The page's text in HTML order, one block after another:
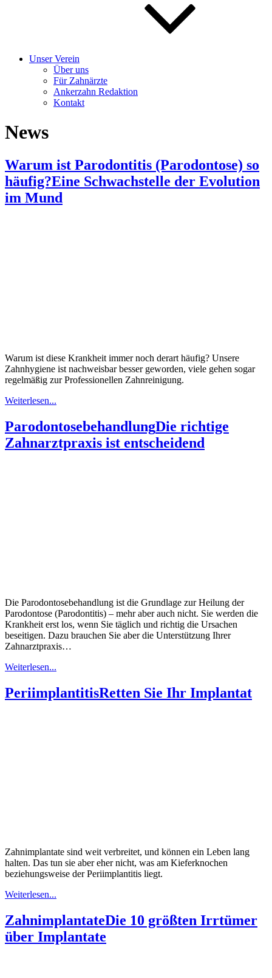
Unser Verein
Über uns
Für Zahnärzte
Ankerzahn Redaktion
Kontakt
News
Warum ist Parodontitis (Parodontose) so
häufig?Eine Schwachstelle der Evolution
im Mund
Warum ist diese Krankheit immer noch derart häufig? Unsere
Zahnhygiene ist nachweisbar besser geworden, viele gehen sogar
regelmäßig zur Professionellen Zahnreinigung.
Weiterlesen...
ParodontosebehandlungDie richtige
Zahnarztpraxis ist entscheidend
Die Parodontosebehandlung ist die Grundlage zur Heilung der
Parodontose (Parodontitis) – mehr aber auch nicht. Sie werden die
Krankheit erst los, wenn Sie täglich und richtig die Ursachen
beseitigen. Dazu brauchen Sie aber die Unterstützung Ihrer
Zahnarztpraxis…
Weiterlesen...
PeriimplantitisRetten Sie Ihr Implantat
Zahnimplantate sind weit verbreitet, und können ein Leben lang
halten. Das tun sie aber eher nicht, was am Kieferknochen
beziehungsweise der Periimplantitis liegt.
Weiterlesen...
ZahnimplantateDie 10 größten Irrtümer
über Implantate